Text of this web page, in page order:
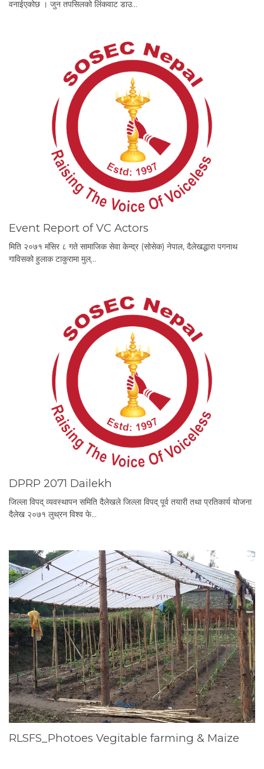
वनाईएकोछ । जुन तपसिलको लिंकवाट डाउ…
Event Report of VC Actors
मिति २०७१ मंसिर ८ गते सामाजिक सेवा केन्द्र (सोसेक) नेपाल, दैलेखद्धारा पगनाथ
गाविसको हुलाक टाकुरामा मुल्…
DPRP 2071 Dailekh
जिल्ला विपद् व्यवस्थापन समिति दैलेखले जिल्ला विपद् पूर्व तयारी तथा प्रतिकार्य योजना
दैलेख २०७१ लुथ्रन विश्व फे…
RLSFS_Photoes Vegitable farming & Maize